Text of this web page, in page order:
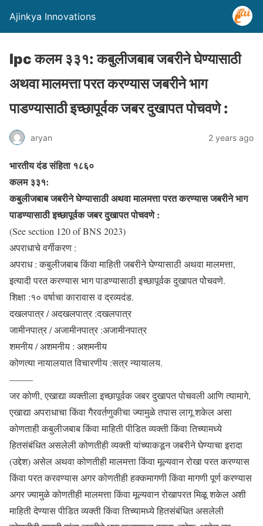
Ajinkya Innovations
Ipc कलम ३३१: कबुलीजबाब जबरीने घेण्यासाठी
अथवा मालमत्ता परत करण्यास जबरीने भाग
पाडण्यासाठी इच्छापूर्वक जबर दुखापत पोचवणे :
aryan 2 years ago
भारतीय दंड संहिता १८६०
कलम ३३१:
कबुलीजबाब जबरीने घेण्यासाठी अथवा मालमत्ता परत करण्यास जबरीने भाग
पाडण्यासाठी इच्छापूर्वक जबर दुखापत पोचवणे :
(See section 120 of BNS 2023)
अपराधाचे वर्गीकरण :
अपराध : कबुलीजबाब किंवा माहिती जबरीने घेण्यासाठी अथवा मालमत्ता,
इत्यादी परत करण्यास भाग पाडण्यासाठी इच्छापूर्वक दुखापत पोेचवणे.
शिक्षा :१० वर्षाचा कारावास व द्रव्यदंड.
दखलपात्र / अदखलपात्र :दखलपात्र
जामीनपात्र / अजामीनपात्र :अजामीनपात्र
शमनीय / अशमनीय : अशमनीय
कोणत्या नायालयात विचारणीय :सत्र न्यायालय.
——–
जर कोणी, एखाद्या व्यक्तीला इच्छापूर्वक जबर दुखापत पोचवली आणि त्यामागे,
एखाद्या अपराधाचा किंवा गैरवर्तणुकीचा ज्यामुळे तपास लागू शकेल असा
कोणताही कबुलीजबाब किंवा माहिती पीडित व्यक्ती किंवा तिच्यामध्ये
हितसंबंधित असलेली कोणतीही व्यक्ती यांच्याकडून जबरीने घेण्याचा इरादा
(उद्देश) असेल अथवा कोणतीही मालमत्ता किंवा मूल्यवान रोखा परत करण्यास
किंवा परत करवण्यास अगर कोणतीही हक्कमागणी किंवा मागणी पूर्ण करण्यास
अगर ज्यामुळे कोणतीही मालमत्ता किंवा मूल्यवान रोखापरत मिळू शकेल अशी
माहिती देण्यास पीडित व्यक्ती किंवा तिच्यामध्ये हितसंबंधित असलेली